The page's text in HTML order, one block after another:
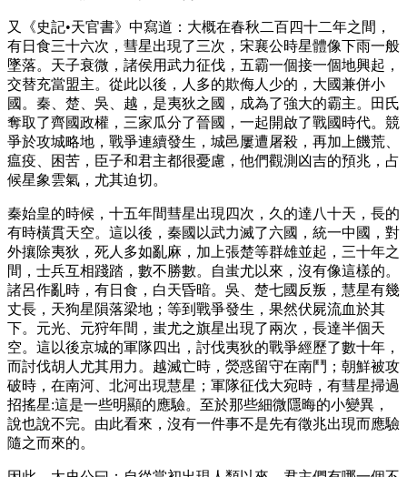
又《史記•天官書》中寫道：大概在春秋二百四十二年之間，
有日食三十六次，彗星出現了三次，宋襄公時星體像下雨一般
墜落。天子衰微，諸侯用武力征伐，五霸一個接一個地興起，
交替充當盟主。從此以後，人多的欺侮人少的，大國兼併小
國。秦、楚、吳、越，是夷狄之國，成為了強大的霸主。田氏
奪取了齊國政權，三家瓜分了晉國，一起開啟了戰國時代。競
爭於攻城略地，戰爭連續發生，城邑屢遭屠殺，再加上饑荒、
瘟疫、困苦，臣子和君主都很憂慮，他們觀測凶吉的預兆，占
候星象雲氣，尤其迫切。
秦始皇的時候，十五年間彗星出現四次，久的達八十天，長的
有時橫貫天空。這以後，秦國以武力滅了六國，統一中國，對
外攘除夷狄，死人多如亂麻，加上張楚等群雄並起，三十年之
間，士兵互相踐踏，數不勝數。自蚩尤以來，沒有像這樣的。
諸呂作亂時，有日食，白天昏暗。吳、楚七國反叛，慧星有幾
丈長，天狗星隕落梁地；等到戰爭發生，果然伏屍流血於其
下。元光、元狩年間，蚩尤之旗星出現了兩次，長達半個天
空。這以後京城的軍隊四出，討伐夷狄的戰爭經歷了數十年，
而討伐胡人尤其用力。越滅亡時，熒惑留守在南鬥；朝鮮被攻
破時，在南河、北河出現慧星；軍隊征伐大宛時，有彗星掃過
招搖星:這是一些明顯的應驗。至於那些細微隱晦的小變異，
說也說不完。由此看來，沒有一件事不是先有徵兆出現而應驗
隨之而來的。